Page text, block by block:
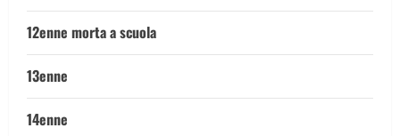
12enne morta a scuola
13enne
14enne